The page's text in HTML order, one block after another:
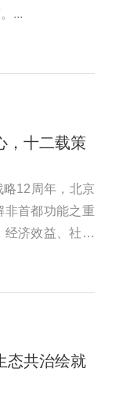
...
，十二载策
12周年，北京
非首都功能之重
济效益、社会
态共治绘就